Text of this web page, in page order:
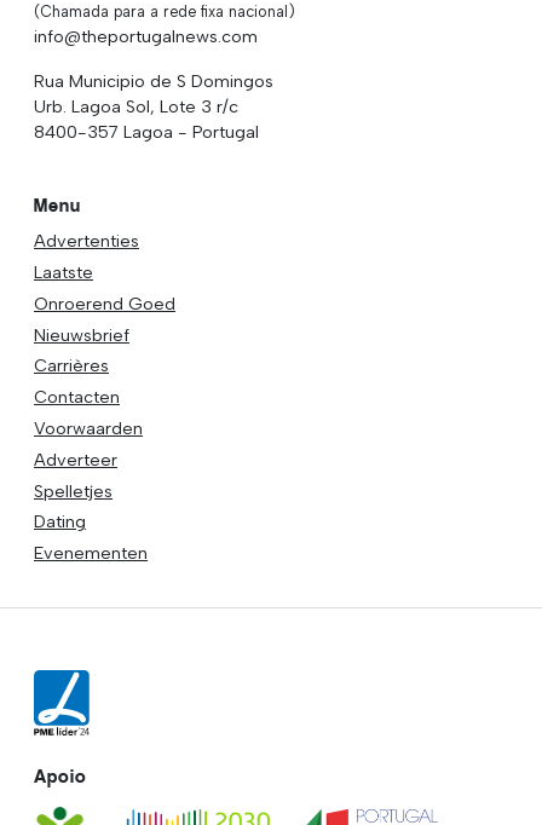
(Chamada para a rede fixa nacional)
info@theportugalnews.com
Rua Municipio de S Domingos
Urb. Lagoa Sol, Lote 3 r/c
8400-357 Lagoa - Portugal
Menu
Advertenties
Laatste
Onroerend Goed
Nieuwsbrief
Carrières
Contacten
Voorwaarden
Adverteer
Spelletjes
Dating
Evenementen
Apoio